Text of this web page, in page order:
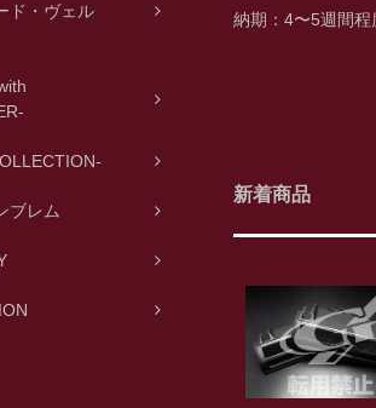
ド・ヴェル
ブレム
納期：4〜5週間程
新着商品